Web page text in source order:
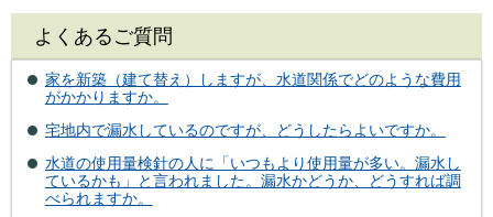
よくあるご質問
家を新築（建て替え）しますが、水道関係でどのような費用
がかかりますか。
宅地内で漏水しているのですが、どうしたらよいですか。
水道の使用量検針の人に「いつもより使用量が多い。漏水し
ているかも」と言われました。漏水かどうか、どうすれば調
べられますか。